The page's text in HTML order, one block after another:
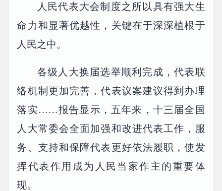
人民代表大会制度之所以具有强大生
命力和显著优越性，关键在于深深植根于
人民之中。
各级人大换届选举顺利完成，代表联
络机制更加完善，代表议案建议得到办理
落实……报告显示，五年来，十三届全国
人大常委会全面加强和改进代表工作，服
务、支持和保障代表更好依法履职，使发
挥代表作用成为人民当家作主的重要体
现。